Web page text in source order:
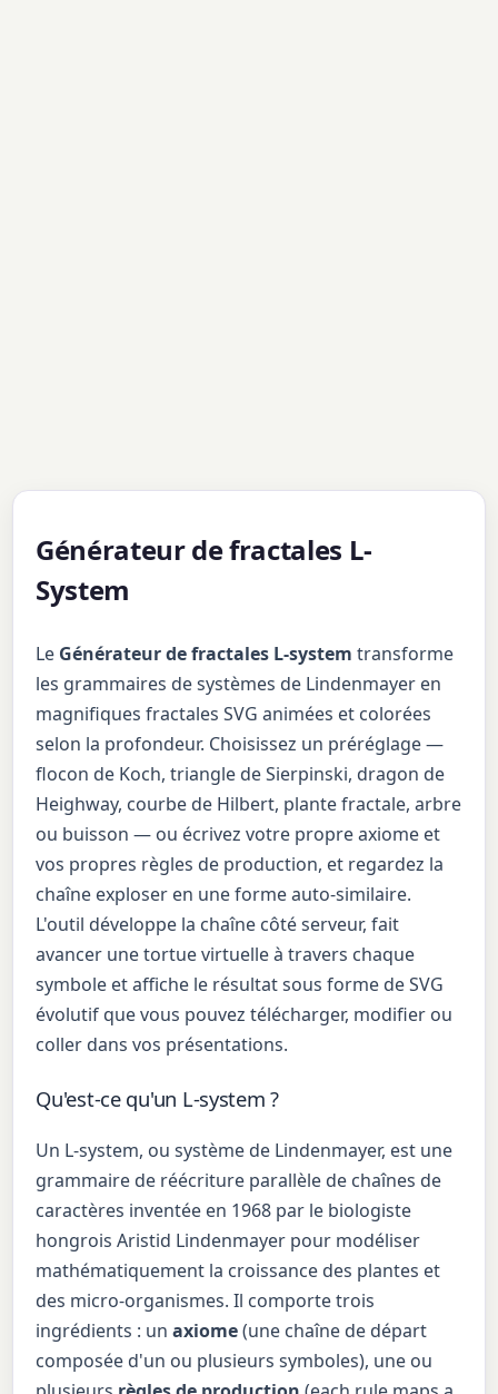
Générateur de fractales L-
System
Le Générateur de fractales L-system transforme
les grammaires de systèmes de Lindenmayer en
magnifiques fractales SVG animées et colorées
selon la profondeur. Choisissez un préréglage —
flocon de Koch, triangle de Sierpinski, dragon de
Heighway, courbe de Hilbert, plante fractale, arbre
ou buisson — ou écrivez votre propre axiome et
vos propres règles de production, et regardez la
chaîne exploser en une forme auto-similaire.
L'outil développe la chaîne côté serveur, fait
avancer une tortue virtuelle à travers chaque
symbole et affiche le résultat sous forme de SVG
évolutif que vous pouvez télécharger, modifier ou
coller dans vos présentations.
Qu'est-ce qu'un L-system ?
Un L-system, ou système de Lindenmayer, est une
grammaire de réécriture parallèle de chaînes de
caractères inventée en 1968 par le biologiste
hongrois Aristid Lindenmayer pour modéliser
mathématiquement la croissance des plantes et
des micro-organismes. Il comporte trois
ingrédients : unaxiome(une chaîne de départ
composée d'un ou plusieurs symboles), une ou